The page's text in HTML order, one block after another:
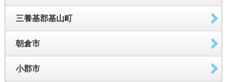
三養基郡基山町
朝倉市
小郡市